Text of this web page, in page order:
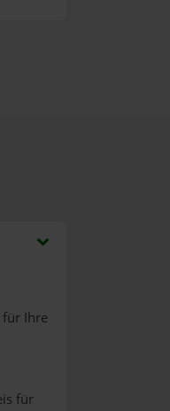
für Ihre
für